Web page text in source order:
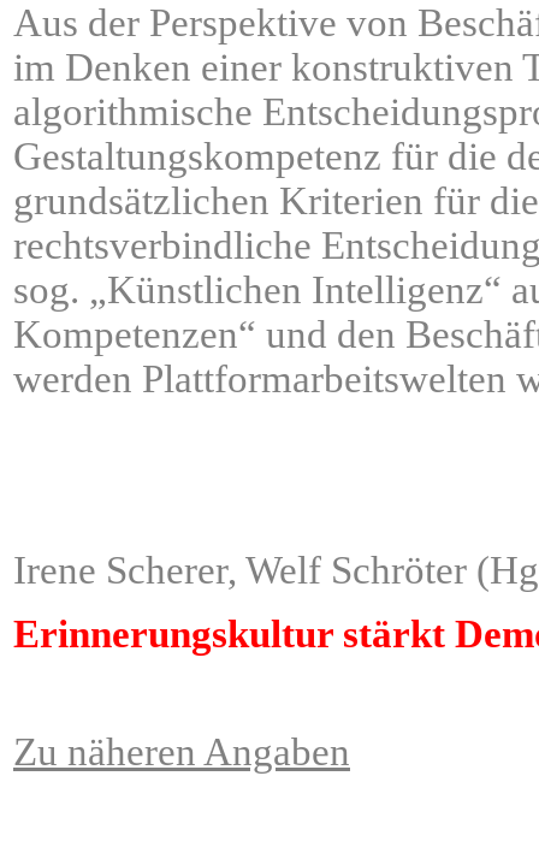
Aus der Perspektive von
im Denken einer konstruktiven
algorithmische
Gestaltungskompetenz für die
grundsätzlichen Kriterien für
rechtsverbindliche
sog. „Künstlichen Intelligenz“
Kompetenzen“ und den
werden Plattformarbeitswelten
Irene Scherer, Welf Schröter
Erinnerungskultur stärkt
Zu näheren Angaben